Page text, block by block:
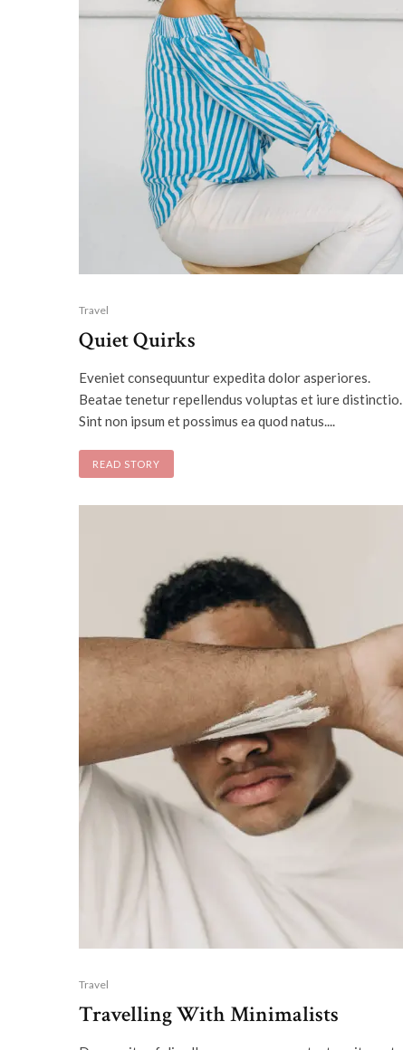
Travel
Quiet Quirks
Eveniet consequuntur expedita dolor asperiores.
Beatae tenetur repellendus voluptas et iure distinctio.
Sint non ipsum et possimus ea quod natus....
READ STORY
Travel
Travelling With Minimalists